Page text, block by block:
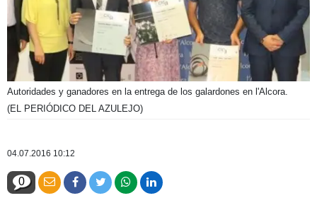
Autoridades y ganadores en la entrega de los galardones en l'Alcora.
(EL PERIÓDICO DEL AZULEJO)
04.07.2016 10:12
0